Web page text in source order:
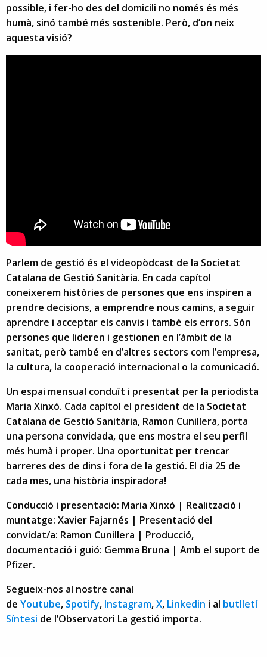
possible, i fer-ho des del domicili no només és més
humà, sinó també més sostenible. Però, d’on neix
aquesta visió?
Parlem de gestió és el videopòdcast de la Societat
Catalana de Gestió Sanitària. En cada capítol
coneixerem històries de persones que ens inspiren a
prendre decisions, a emprendre nous camins, a seguir
aprendre i acceptar els canvis i també els errors. Són
persones que lideren i gestionen en l’àmbit de la
sanitat, però també en d’altres sectors com l’empresa,
la cultura, la cooperació internacional o la comunicació.
Un espai mensual conduït i presentat per la periodista
Maria Xinxó. Cada capítol el president de la Societat
Catalana de Gestió Sanitària, Ramon Cunillera, porta
una persona convidada, que ens mostra el seu perfil
més humà i proper. Una oportunitat per trencar
barreres des de dins i fora de la gestió. El dia 25 de
cada mes, una història inspiradora!
Conducció i presentació: Maria Xinxó | Realització i
muntatge: Xavier Fajarnés | Presentació del
convidat/a: Ramon Cunillera | Producció,
documentació i guió: Gemma Bruna | Amb el suport de
Pfizer.
Segueix-nos al nostre canal
de Youtube, Spotify, Instagram,X, Linkedin i al butlletí
Síntesi de l’Observatori La gestió importa.